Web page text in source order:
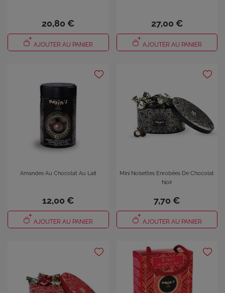
20,80 €
AJOUTER AU PANIER
27,00 €
AJOUTER AU PANIER
Amandes Au Chocolat Au Lait
12,00 €
AJOUTER AU PANIER
Mini Noisettes Enrobées De Chocolat
Noir
7,70 €
AJOUTER AU PANIER